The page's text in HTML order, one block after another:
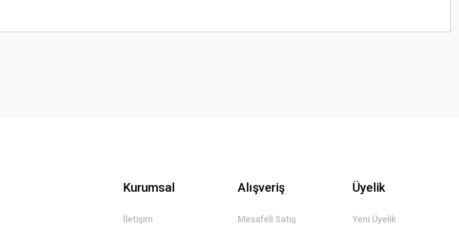
Kurumsal
İletişim
Alışveriş
Mesafeli Satış
Üyelik
Yeni Üyelik